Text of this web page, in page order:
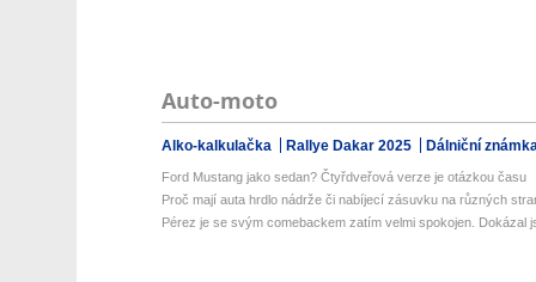
Auto-moto
Alko-kalkulačka Rallye Dakar 2025 Dálniční
Ford Mustang jako sedan? Čtyřdveřová verze je otázkou času
Proč mají auta hrdlo nádrže či nabíjecí zásuvku na různých
Pérez je se svým comebackem zatím velmi spokojen. Dokázal